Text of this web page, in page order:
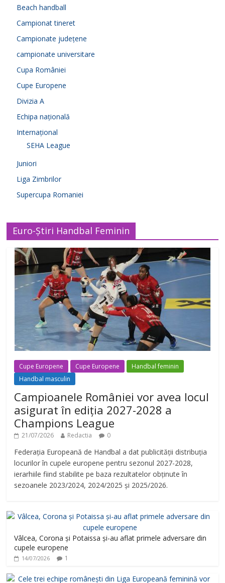
Beach handball
Campionat tineret
Campionate județene
campionate universitare
Cupa României
Cupe Europene
Divizia A
Echipa națională
Internațional
SEHA League
Juniori
Liga Zimbrilor
Supercupa Romaniei
Euro-Știri Handbal Feminin
Cupe Europene Cupe Europene
Handbal feminin
Handbal masculin
Campioanele României vor avea locul
asigurat în ediția 2027-2028 a
Champions League
21/07/2026 Redactia 0
Federația Europeană de Handbal a dat publicității distribuția
locurilor în cupele europene pentru sezonul 2027-2028,
ierarhiile fiind stabilite pe baza rezultatelor obținute în
sezoanele 2023/2024, 2024/2025 și 2025/2026.
Vâlcea, Corona și Potaissa și-au aflat primele adversare din
cupele europene
14/07/2026 1